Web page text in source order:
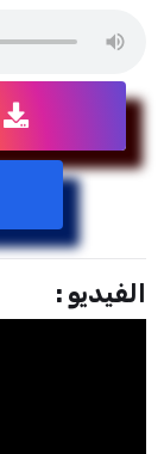
الفيديو :